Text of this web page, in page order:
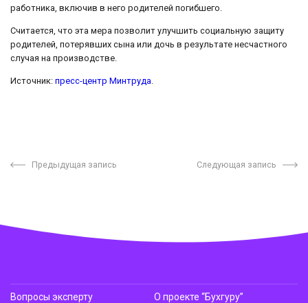
работника, включив в него родителей погибшего.
Считается, что эта мера позволит улучшить социальную защиту
родителей, потерявших сына или дочь в результате несчастного
случая на производстве.
Источник: пресс-центр Минтруда
Предыдущая запись Следующая запись
Вопросы эксперту
О проекте “Бухгуру”